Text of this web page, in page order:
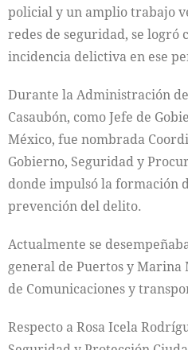
policial y un amplio trabajo
redes de seguridad, se
incidencia delictiva en ese
Durante la Administración
Casaubón, como Jefe de
México, fue nombrada
Gobierno, Seguridad y
donde impulsó la formación
prevención del delito.
Actualmente se
general de Puertos y
de Comunicaciones y
Respecto a Rosa Icela